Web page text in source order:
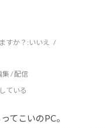
すか？: いいえ
集 / 配信
ている
てこいのPC。